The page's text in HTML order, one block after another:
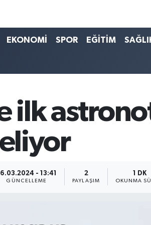
EKONOMİ SPOR EĞİTİM
ilk
- 13:41
GÜNCELLEME
2
PAYLAŞIM
1 DK
OKUNMA